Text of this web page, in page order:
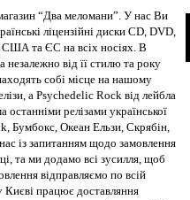
“Два меломани”. У нас Ви
ліцензійні диски CD, DVD,
США та ЄС на всіх носіях. В
незалежно від її стилю та року
собі місце на нашому
а Psychedelic Rock від лейбла
релізами української
Бумбокс, Океан Ельзи, Скрябін,
із запитанням щодо замовлення
та ми додамо всі зусилля, щоб
відправляємо по всій
Києві працює доставляння